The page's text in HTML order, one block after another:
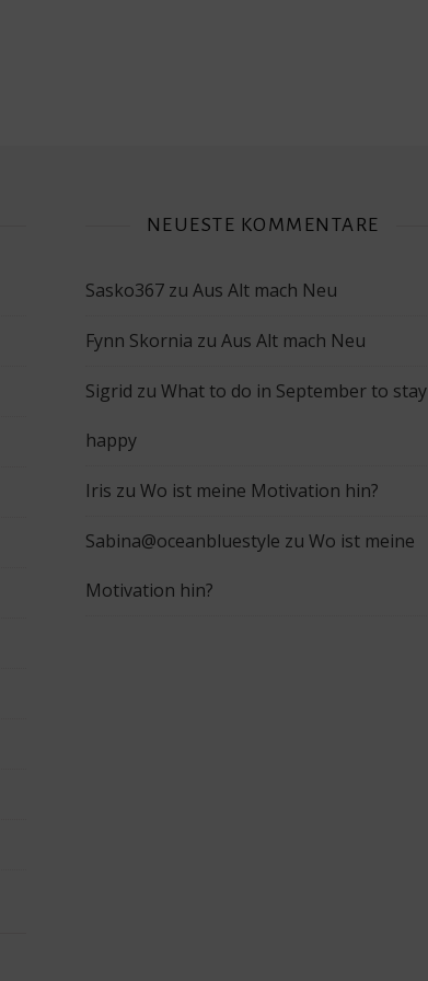
NEUESTE KOMMENTARE
Sasko367 zu Aus Alt mach Neu
Fynn Skornia zu Aus Alt mach Neu
Sigrid zu What to do in September to stay
happy
Iris zu Wo ist meine Motivation hin?
Sabina@oceanbluestyle zu Wo ist meine
Motivation hin?